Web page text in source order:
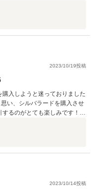
2023/10/19投稿
入しようと迷っておりました
い、シルバラードを購入させ
るのがとても楽しみです！
2023/10/14投稿